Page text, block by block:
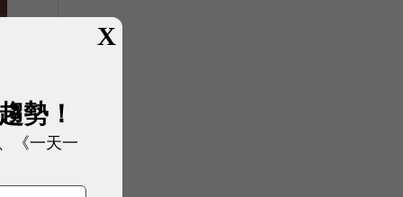
X
勢！
《一天一